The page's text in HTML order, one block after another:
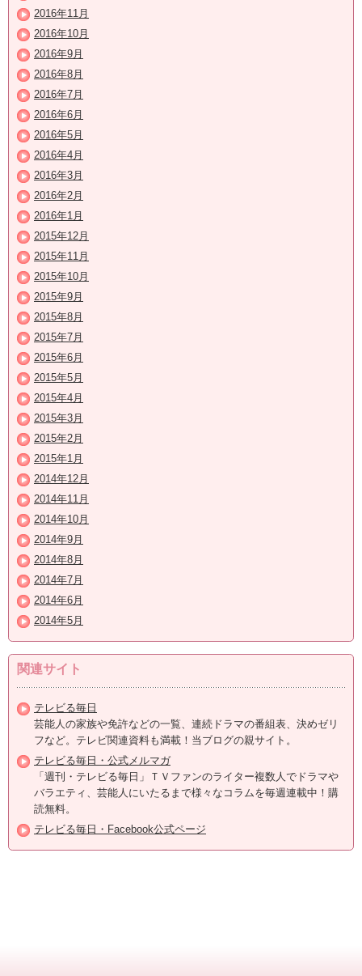
2016年11月
2016年10月
2016年9月
2016年8月
2016年7月
2016年6月
2016年5月
2016年4月
2016年3月
2016年2月
2016年1月
2015年12月
2015年11月
2015年10月
2015年9月
2015年8月
2015年7月
2015年6月
2015年5月
2015年4月
2015年3月
2015年2月
2015年1月
2014年12月
2014年11月
2014年10月
2014年9月
2014年8月
2014年7月
2014年6月
2014年5月
関連サイト
テレビる毎日
芸能人の家族や免許などの一覧、連続ドラマの番組表、決めゼリ
フなど。テレビ関連資料も満載！当ブログの親サイト。
テレビる毎日・公式メルマガ
「週刊・テレビる毎日」ＴＶファンのライター複数人でドラマや
バラエティ、芸能人にいたるまで様々なコラムを毎週連載中！購
読無料。
テレビる毎日・Facebook公式ページ